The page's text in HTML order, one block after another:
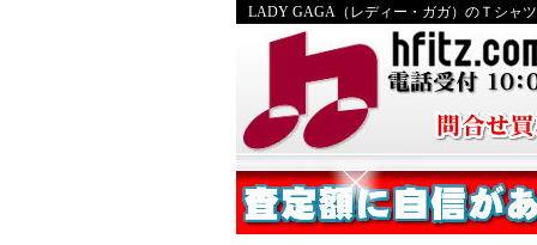
LADY GAGA（レディー・ガガ）のＴシャ